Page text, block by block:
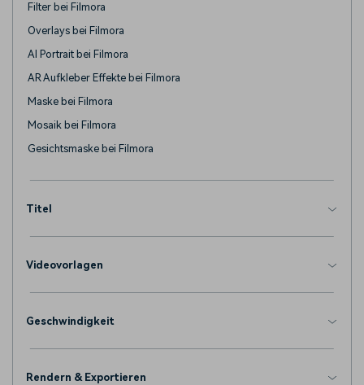
Filter bei Filmora
Overlays bei Filmora
AI Portrait bei Filmora
AR Aufkleber Effekte bei Filmora
Maske bei Filmora
Mosaik bei Filmora
Gesichtsmaske bei Filmora
Titel
Videovorlagen
Geschwindigkeit
Rendern & Exportieren